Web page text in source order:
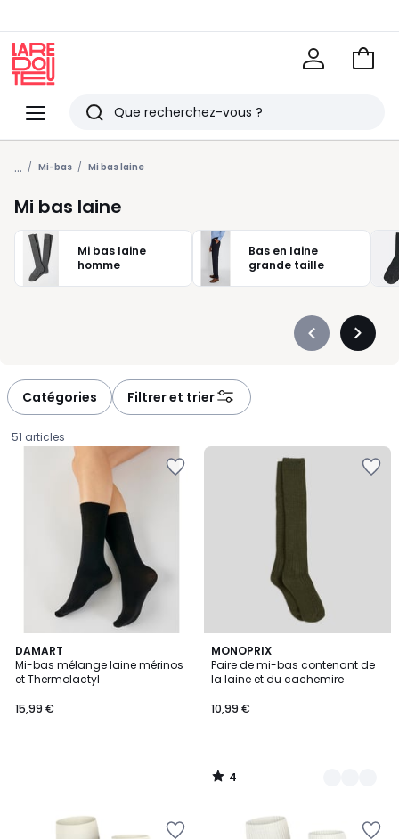
Menu
Redoute
Rechercher
Derniers
articles
vus
Voir
... Mi-bas Mi bas laine
Mi bas laine
Mi bas laine
homme
Bas en laine
grande taille
Précédent
Catégories Filtrer et trier
51 articles
DAMART
Mi-bas mélange laine mérinos
et Thermolactyl
€.
15,99 €
MONOPRIX
Paire de mi-bas contenant de
la laine et du cachemire
10,99 €
4
/
5
3
Couleurs
4
/